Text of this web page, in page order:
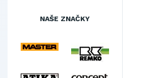
NAŠE ZNAČKY